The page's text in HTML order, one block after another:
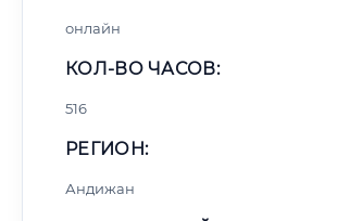
онлайн
КОЛ-ВО ЧАСОВ:
516
РЕГИОН:
Андижан